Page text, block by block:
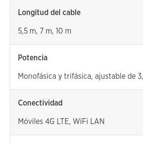
Longitud del cable
5,5 m, 7 m, 10 m
Potencia
Monofásica y trifásica, ajustable de
Conectividad
Móviles 4G LTE, WiFi LAN